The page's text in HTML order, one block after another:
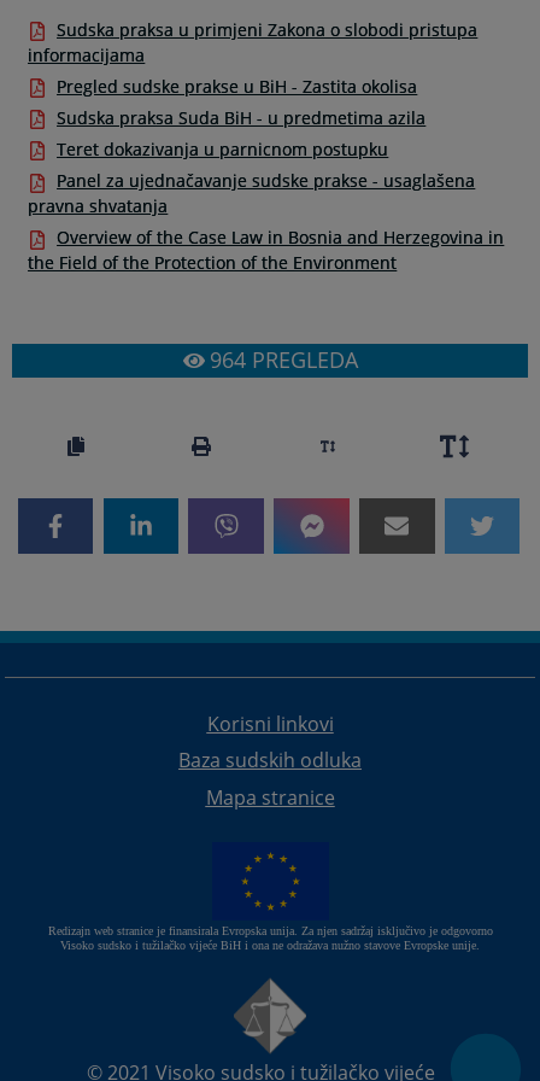
Sudska praksa u primjeni Zakona o slobodi pristupa
informacijama
Pregled sudske prakse u BiH - Zastita okolisa
Sudska praksa Suda BiH - u predmetima azila
Teret dokazivanja u parnicnom postupku
Panel za ujednačavanje sudske prakse - usaglašena
pravna shvatanja
Overview of the Case Law in Bosnia and Herzegovina in
the Field of the Protection of the Environment
964PREGLEDA
Korisni linkovi
Baza sudskih odluka
Mapa stranice
Redizajn web stranice je finansirala Evropska unija. Za njen sadržaj isključivo je odgovorno
Visoko sudsko i tužilačko vijeće BiH i ona ne odražava nužno stavove Evropske unije.
© 2021 Visoko sudsko i tužilačko vijeće